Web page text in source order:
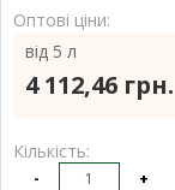
Оптові ціни:
від 5 л
4 112,46 грн.
Кількість:
- +